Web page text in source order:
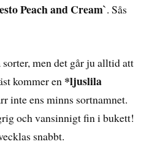
Peach and Cream`. Sås
men det går ju alltid att
kommer en *ljuslila
inte ens minns sortnamnet.
och vansinnigt fin i bukett!
snabbt.